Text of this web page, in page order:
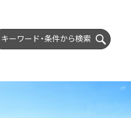
キーワード・条件から検索